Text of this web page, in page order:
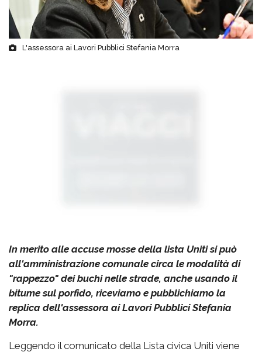
L'assessora ai Lavori Pubblici Stefania Morra
In merito alle accuse mosse della lista Uniti si può
all'amministrazione comunale circa le modalità di
"rappezzo" dei buchi nelle strade, anche usando il
bitume sul porfido, riceviamo e pubblichiamo la
replica dell'assessora ai Lavori Pubblici Stefania
Morra.
Leggendo il comunicato della Lista civica Uniti viene